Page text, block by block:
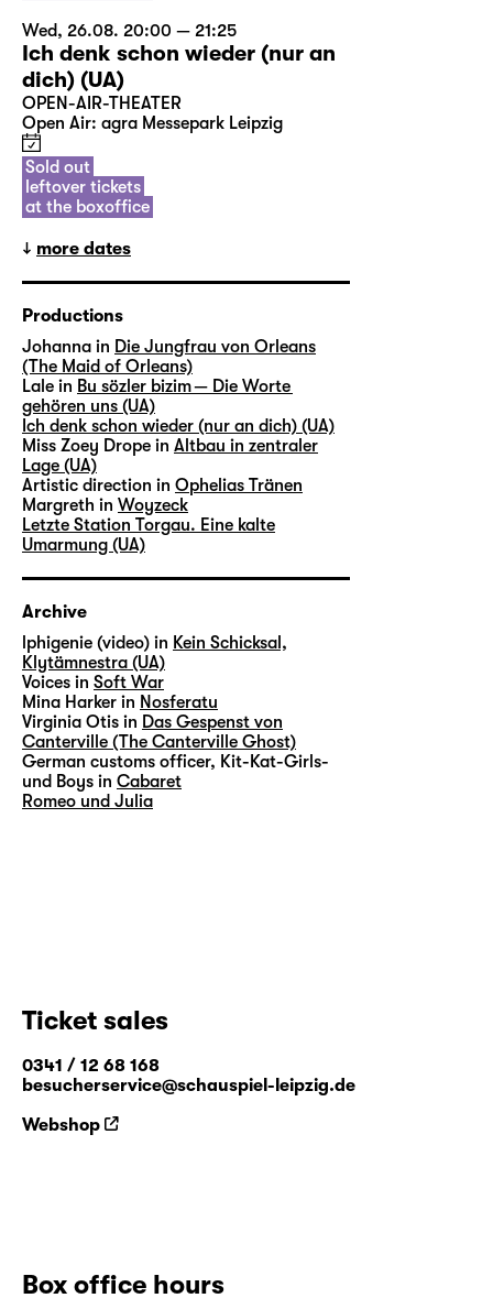
Wed, 26.08. 20:00 — 21:25
Ich denk schon wieder (nur an
dich) (UA)
OPEN-AIR-THEATER
Open Air: agra Messepark Leipzig
Sold out
leftover tickets
at the boxoffice
more dates
Productions
Johanna in Die Jungfrau von Orleans
(The Maid of Orleans)
Lale in Bu sözler bizim — Die Worte
gehören uns (UA)
Ich denk schon wieder (nur an dich) (UA)
Miss Zoey Drope in Altbau in zentraler
Lage (UA)
Artistic direction in Ophelias Tränen
Margreth in Woyzeck
Letzte Station Torgau. Eine kalte
Umarmung (UA)
Archive
lphigenie (video) in Kein Schicksal,
Klytämnestra (UA)
Voices in Soft War
Mina Harker in Nosferatu
Virginia Otis in Das Gespenst von
Canterville (The Canterville Ghost)
German customs officer, Kit-Kat-Girls-
und Boys in Cabaret
Romeo und Julia
Ticket sales
0341 / 12 68 168
besucherservice@schauspiel-leipzig.de
Webshop
Box office hours